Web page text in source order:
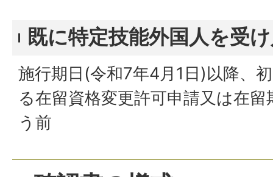
既に特定技能外国人を受
施行期日(令和7年4月1日)以降、
る在留資格変更許可申請又は在
う前